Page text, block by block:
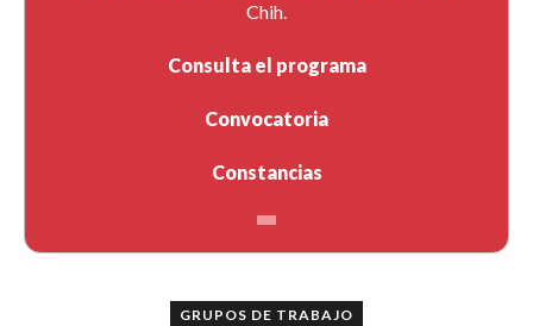
Chih.
Consulta el programa
Convocatoria
Constancias
GRUPOS DE TRABAJO